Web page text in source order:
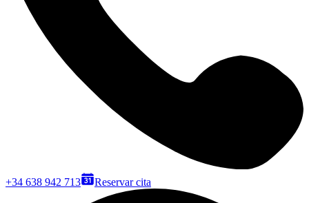
+34 638 942 713 Reservar cita